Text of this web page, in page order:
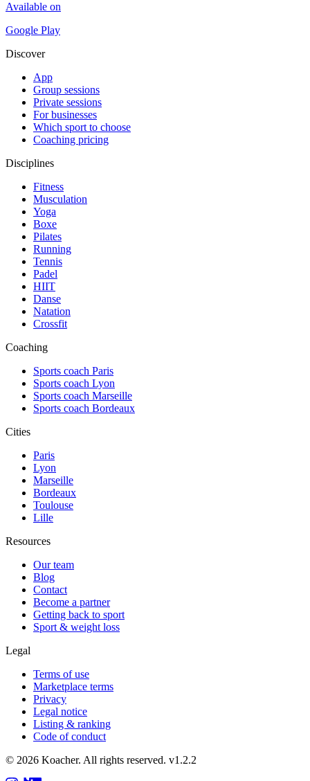
Available on
Google Play
Discover
App
Group sessions
Private sessions
For businesses
Which sport to choose
Coaching pricing
Disciplines
Fitness
Musculation
Yoga
Boxe
Pilates
Running
Tennis
Padel
HIIT
Danse
Natation
Crossfit
Coaching
Sports coach Paris
Sports coach Lyon
Sports coach Marseille
Sports coach Bordeaux
Cities
Paris
Lyon
Marseille
Bordeaux
Toulouse
Lille
Resources
Our team
Blog
Contact
Become a partner
Getting back to sport
Sport & weight loss
Legal
Terms of use
Marketplace terms
Privacy
Legal notice
Listing & ranking
Code of conduct
© 2026 Koacher. All rights reserved. v1.2.2